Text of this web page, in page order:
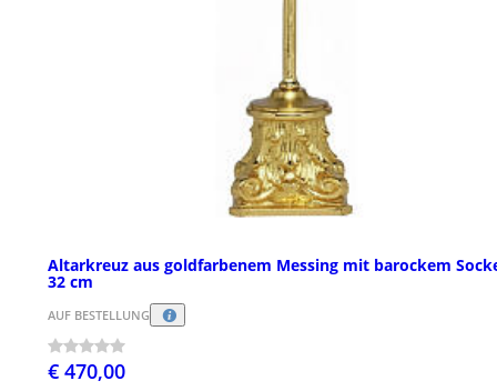
Altarkreuz aus goldfarbenem Messing mit barockem
32 cm
AUF BESTELLUNG
€ 470,00